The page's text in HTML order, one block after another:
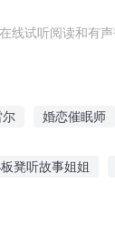
试听阅读和有声
尔 婚恋催眠师
凳听故事姐姐